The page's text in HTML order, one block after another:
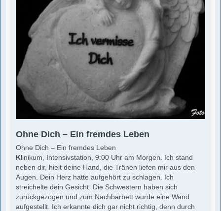
Ohne Dich – Ein fremdes Leben
Ohne Dich – Ein fremdes Leben
Klinikum, Intensivstation, 9:00 Uhr am Morgen. Ich stand
neben dir, hielt deine Hand, die Tränen liefen mir aus den
Augen. Dein Herz hatte aufgehört zu schlagen. Ich
streichelte dein Gesicht. Die Schwestern haben sich
zurückgezogen und zum Nachbarbett wurde eine Wand
aufgestellt. Ich erkannte dich gar nicht richtig, denn durch